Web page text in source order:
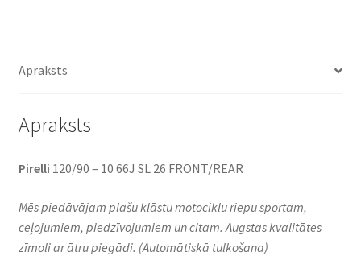
Apraksts
Apraksts
Pirelli 120/90 – 10 66J SL 26 FRONT/REAR
Mēs piedāvājam plašu klāstu motociklu riepu sportam,
ceļojumiem, piedzīvojumiem un citam. Augstas kvalitātes
zīmoli ar ātru piegādi. (Automātiskā tulkošana)